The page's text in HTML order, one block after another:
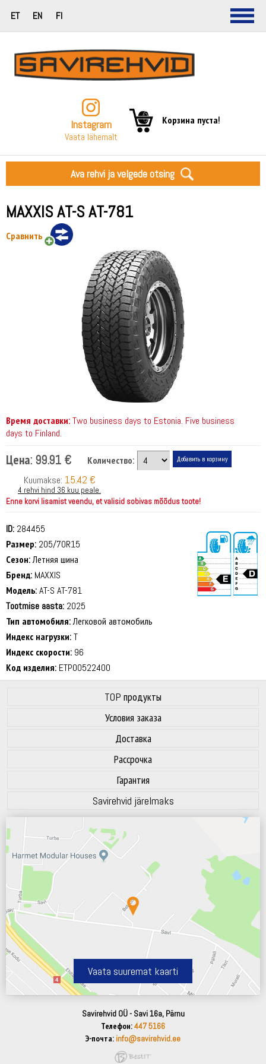
ET EN FI
Instagram
Vaata lähemalt
Корзина пуста!
Ava rehvi ja velgede otsing
MAXXIS AT-S AT-781
Сравнить
Время доставки:Two business days to Estonia. Five business
days to Finland.
Цена: 99.91 €
Количество:
Kuumakse: 15.42 €
4 rehvi hind 36 kuu peale.
Enne korvi lisamist veendu, et valisid sobivas mõõdus toote!
ID: 284455
Размер: 205/70R15
Сезон:Летняя шина
Бренд: MAXXIS
Модель:AT-S AT-781
Tootmise aasta: 2025
Тип автомобиля:Легковой автомобиль
Индекс нагрузки:T
Индекс скорости: 96
Код изделия: ETP00522400
TOP продукты
Условия заказа
Доставка
Рассрочка
Гарантия
Savirehvid järelmaks
Vaata suuremat kaarti
Savirehvid OÜ - Savi 16a, Pärnu
Телефон:447 5166
Э-почта: info@savirehvid.ee